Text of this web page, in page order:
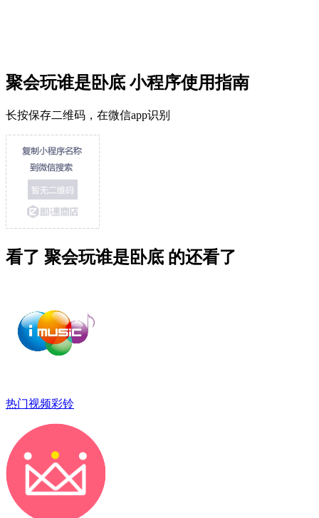
聚会玩谁是卧底 小程序使用指南
长按保存二维码，在微信app识别
看了 聚会玩谁是卧底 的还看了
热门视频彩铃